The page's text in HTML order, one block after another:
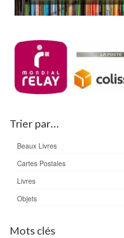
Trier par…
Beaux Livres
Cartes Postales
Livres
Objets
Mots clés